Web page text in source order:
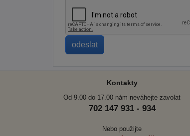
Kontakty
Od 9.00 do 17.00 nám neváhejte zavolat
702 147 931 - 934
Nebo použijte